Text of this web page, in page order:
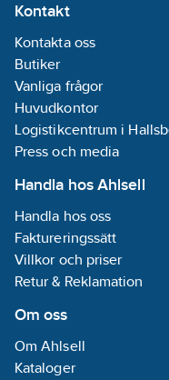
Kontakt
Kontakta oss
Butiker
Vanliga frågor
Huvudkontor
Logistikcentrum i
Press och media
Handla hos Ahlsell
Handla hos oss
Faktureringssätt
Villkor och priser
Retur & Reklamation
Om oss
Om Ahlsell
Kataloger